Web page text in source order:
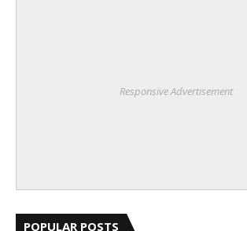
Responsive Advertisement
POPULAR POSTS